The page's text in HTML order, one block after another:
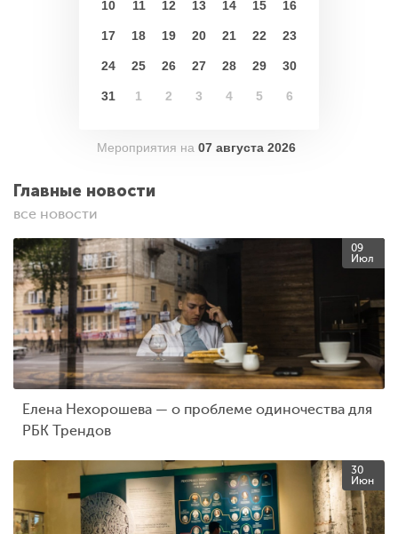
10 11 12 13 14 15 16
17 18 19 20 21 22 23
24 25 26 27 28 29 30
31 1 2 3 4 5 6
Мероприятия на 07 августа 2026
Главные новости
все новости
09
Июл
Елена Нехорошева — о проблеме одиночества для
РБК Трендов
30
Июн